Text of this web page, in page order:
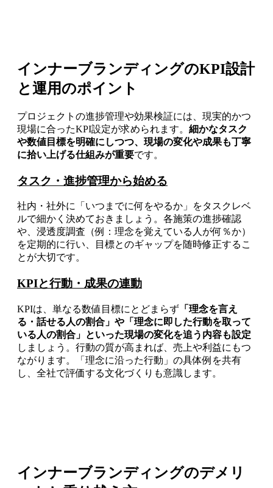
インナーブランディングのKPI設計
と運用のポイント
プロジェクトの進捗管理や効果検証には、現実的かつ
現場に合ったKPI設定が求められます。 細かなタスク
や数値目標を明確にしつつ、現場の変化や成果も丁寧
に拾い上げる仕組みが重要です。
タスク・進捗管理から始める
社内・社外に「いつまでに何をやるか」をタスクレベ
ルで細かく決めておきましょう。各施策の進捗確認
や、浸透度調査（例：理念を覚えている人が何％か）
を定期的に行い、目標とのギャップを随時修正するこ
とが大切です。
KPIと行動・成果の連動
KPIは、単なる数値目標にとどまらず 「理念を言え
る・話せる人の割合」や「理念に即した行動を取って
いる人の割合」といった現場の変化を追う内容も設定
しましょう。行動の質が高まれば、売上や利益にもつ
ながります。「理念に沿った行動」の具体例を共有
し、全社で評価する文化づくりも意識します。
インナーブランディングのデメリ